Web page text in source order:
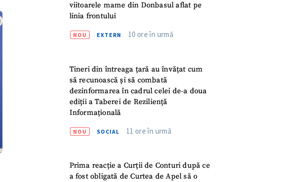
viitoarele mame din Donbasul aflat pe
linia frontului
NOU EXTERN 10 ore în urmă
Tineri din întreaga țară au învățat cum
să recunoască și să combată
dezinformarea în cadrul celei de-a doua
ediții a Taberei de Reziliență
Informațională
NOU SOCIAL 11 ore în urmă
Prima reacție a Curții de Conturi după ce
a fost obligată de Curtea de Apel să o
+ Numele meu
+ Emailul meu
+ Telefon personal
Am citit și sunt de acord cupolitica de